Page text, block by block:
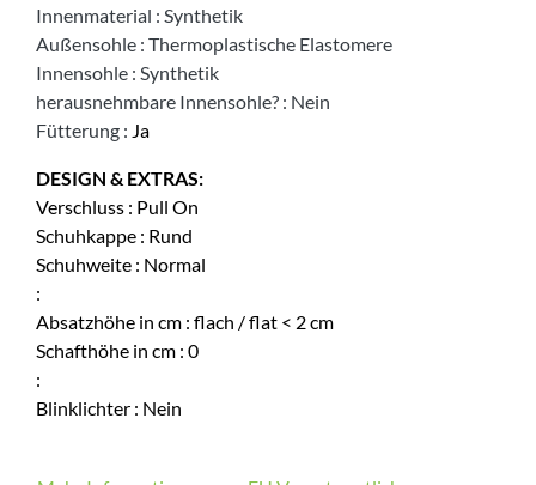
Innenmaterial : Synthetik
Außensohle : Thermoplastische Elastomere
Innensohle : Synthetik
herausnehmbare Innensohle? : Nein
Fütterung : Ja
DESIGN & EXTRAS:
Verschluss : Pull On
Schuhkappe : Rund
Schuhweite : Normal
:
Absatzhöhe in cm : flach / flat < 2 cm
Schafthöhe in cm : 0
:
Blinklichter : Nein